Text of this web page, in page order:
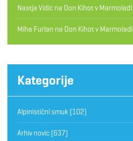
Nastja Vidic na Don Kihot v Marmoladi
Miha Furlan na Don Kihot v Marmoladi
Kategorije
Alpinistični smuk (102)
Arhiv novic (637)